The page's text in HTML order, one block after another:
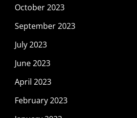
October 2023
September 2023
July 2023
June 2023
April 2023
February 2023